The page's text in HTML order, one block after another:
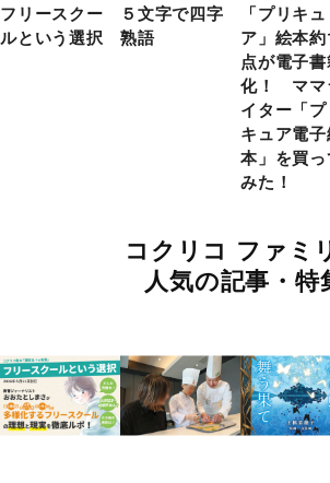
フリースクー
ルという選択
５文字で四字
熟語
「プリキュ
ア」絵本
点が電子
化！ ママ
イター「プ
キュア電
本」を買っ
みた！
コクリコ ファミ
人気の記事・特